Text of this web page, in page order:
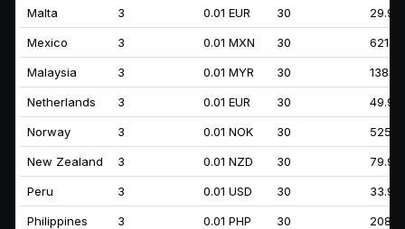
Malta 3 0.01 EUR 30 29.99
Mexico 3 0.01 MXN 30
Malaysia 3 0.01 MYR 30
Netherlands 3 0.01 EUR 30 49.99
Norway 3 0.01 NOK 30
New Zealand 3 0.01 NZD 30 79.99
Peru 3 0.01 USD 30 33.99
Philippines 3 0.01 PHP 30